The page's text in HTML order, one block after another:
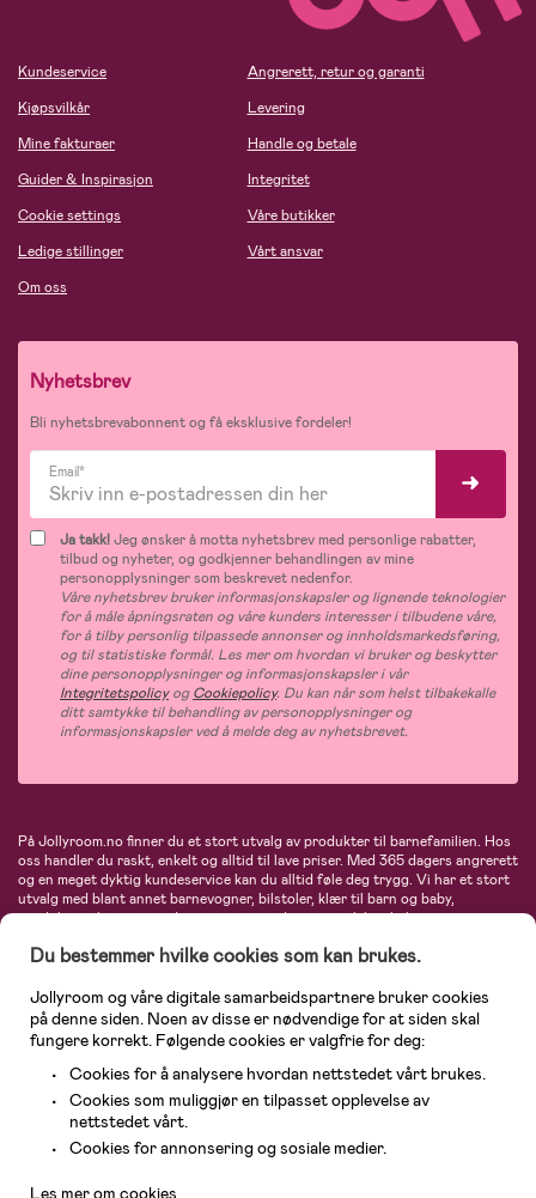
Kundeservice
Kjøpsvilkår
Mine fakturaer
Guider & Inspirasjon
Cookie settings
Ledige stillinger
Om oss
Angrerett, retur og garanti
Levering
Handle og betale
Integritet
Våre butikker
Vårt ansvar
Nyhetsbrev
Bli nyhetsbrevabonnent og få eksklusive fordeler!
Email*
Ja takk!Jeg ønsker å motta nyhetsbrev med personlige rabatter,
tilbud og nyheter, og godkjenner behandlingen av mine
personopplysninger som beskrevet nedenfor.
Våre nyhetsbrev bruker informasjonskapsler og lignende teknologier
for å måle åpningsraten og våre kunders interesser i tilbudene våre,
for å tilby personlig tilpassede annonser og innholdsmarkedsføring,
og til statistiske formål. Les mer om hvordan vi bruker og beskytter
dine personopplysninger og informasjonskapsler i vår
IntegritetspolicyogCookiepolicy. Du kan når som helst tilbakekalle
ditt samtykke til behandling av personopplysninger og
informasjonskapsler ved å melde deg av nyhetsbrevet.
På Jollyroom.no finner du et stort utvalg av produkter til barnefamilien. Hos
oss handler du raskt, enkelt og alltid til lave priser. Med 365 dagers angrerett
og en meget dyktig kundeservice kan du alltid føle deg trygg. Vi har et stort
utvalg med blant annet barnevogner, bilstoler, klær til barn og baby,
produkter til mor, mengder av inspirerende interiør, leker, babyustyr og mye
Maxi-Cosi, Baby Jogger, BabyBjörn, Didriksons, KidKraft, Ergobaby, Philips
største nettbutikk for barn og baby!
Du bestemmer hvilke cookies som kan brukes.
Jollyroom og våre digitale samarbeidspartnere bruker cookies
på denne siden. Noen av disse er nødvendige for at siden skal
fungere korrekt. Følgende cookies er valgfrie for deg:
Cookies for å analysere hvordan nettstedet vårt brukes.
Cookies som muliggjør en tilpasset opplevelse av
nettstedet vårt.
Cookies for annonsering og sosiale medier.
Les mer om cookies